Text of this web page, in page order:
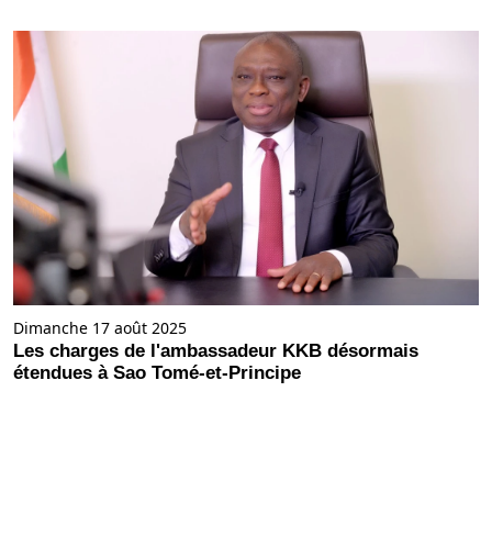
Dimanche 17 août 2025
Les charges de l'ambassadeur KKB désormais
étendues à Sao Tomé-et-Principe